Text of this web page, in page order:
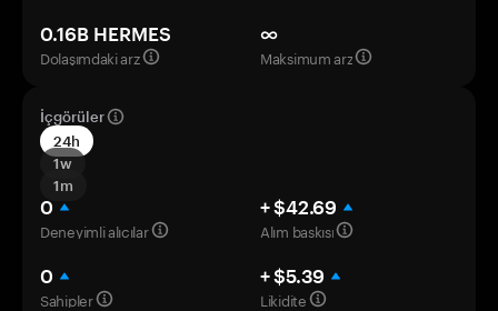
0.16B HERMES
Dolaşımdaki arz
∞
Maksimum arz
İçgörüler
24h
1w
1m
0
Deneyimli alıcılar
+ $42.69
Alım baskısı
0
Sahipler
+ $5.39
Likidite